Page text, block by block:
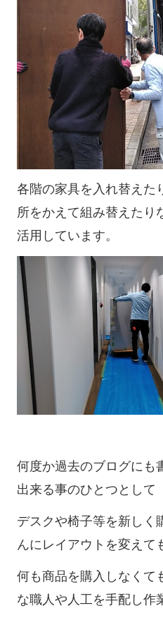
各階の家具を入れ替えた
所をかえて組み替えたり
活用しています。
何度か過去のブログにも
出来る事のひとつとして
デスクや椅子等を新しく
んにレイアウトを変えて
何も商品を購入しなくて
な職人や人工を手配し作